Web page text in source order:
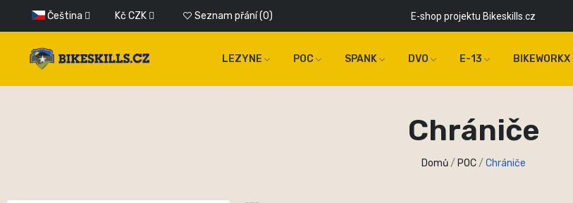
Čeština Kč CZK Seznam přání 0 E-shop projektu Bikeskills.cz
LEZYNE POC SPANK DVO E-13 BIKEWORKX
Chrániče
Domů POC Chrániče